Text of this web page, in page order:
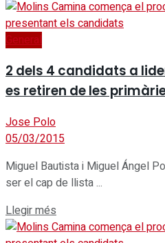
General
2 dels 4 candidats a
es retiren de les
Jose Polo
05/03/2015
Miguel Bautista i Miguel Ángel
ser el cap de llista ...
Llegir més